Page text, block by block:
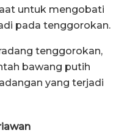
untuk mengobati
pada tenggorokan.
tenggorokan,
bawang putih
yang terjadi